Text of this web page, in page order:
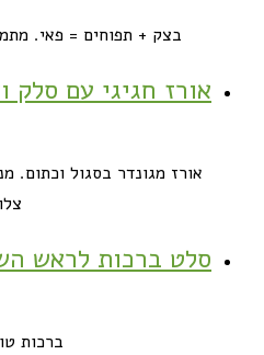
בצק + תפוחים = פאי.
אורז חגיגי עם סלק
אורז מגונדר בסגול וכתום.
סלט ברכות לראש
ברכות